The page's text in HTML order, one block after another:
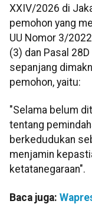
XXIV/2026 di
pemohon yang
UU Nomor 3/
(3) dan Pasal
sepanjang
pemohon, yaitu:
"Selama belum
tentang
berkedudukan
menjamin
ketatanegaraan".
Baca juga: